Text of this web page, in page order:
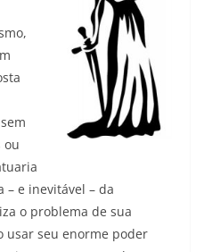
ou
– e inevitável – da
o problema de sua
usar seu enorme poder